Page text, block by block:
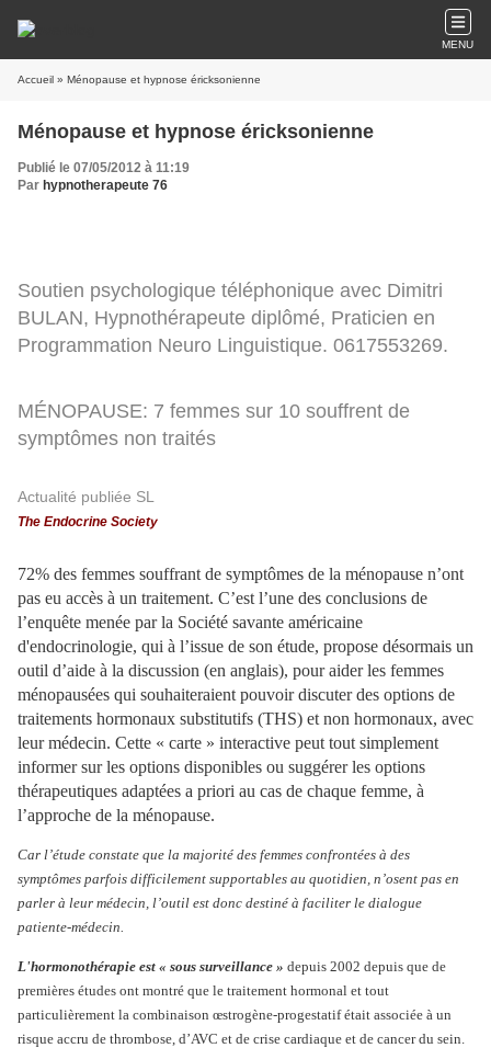
MENU
Accueil » Ménopause et hypnose éricksonienne
Ménopause et hypnose éricksonienne
Publié le 07/05/2012 à 11:19
Par hypnotherapeute 76
Soutien psychologique téléphonique avec Dimitri
BULAN, Hypnothérapeute diplômé, Praticien en
Programmation Neuro Linguistique. 0617553269.
MÉNOPAUSE: 7 femmes sur 10 souffrent de
symptômes non traités
Actualité publiée SL
The Endocrine Society
72% des femmes souffrant de symptômes de la ménopause n’ont
pas eu accès à un traitement. C’est l’une des conclusions de
l’enquête menée par la Société savante américaine
d'endocrinologie, qui à l’issue de son étude, propose désormais un
outil d’aide à la discussion (en anglais), pour aider les femmes
ménopausées qui souhaiteraient pouvoir discuter des options de
traitements hormonaux substitutifs (THS) et non hormonaux, avec
leur médecin. Cette « carte » interactive peut tout simplement
informer sur les options disponibles ou suggérer les options
thérapeutiques adaptées a priori au cas de chaque femme, à
l’approche de la ménopause.
Car l’étude constate que la majorité des femmes confrontées à des
symptômes parfois difficilement supportables au quotidien, n’osent pas en
parler à leur médecin, l’outil est donc destiné à faciliter le dialogue
patiente-médecin.
L'hormonothérapie est « sous surveillance » depuis 2002 depuis que de
premières études ont montré que le traitement hormonal et tout
particulièrement la combinaison œstrogène-progestatif était associée à un
risque accru de thrombose, d’AVC et de crise cardiaque et de cancer du sein.